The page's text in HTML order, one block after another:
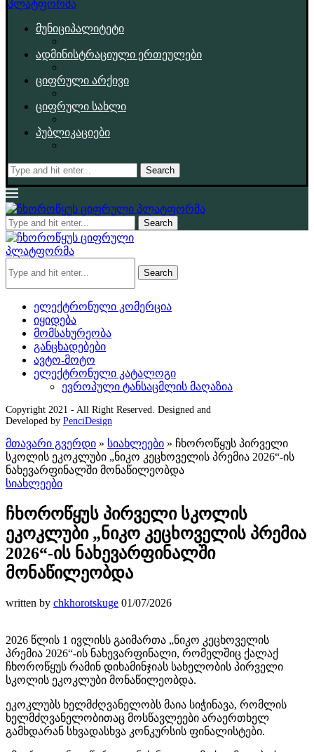
მუნიციპალიტეტი
ადმინისტრაციული ერთეულები
ციფრული არქივი
ციფრული სახლი
პუბლიკაციები
Search
Search
Search
ელექტრონული კომერცია
იყიდება
მომსახურეობა
განცხადებები
ავტო-მოტო
ელექტრონული კატალოგი
ევროპული ტანსაცმლის მაღაზია
Copyright 2021 - All Right Reserved. Designed and
Developed by PenciDesign
მთავარი გვერდი » სიახლეები » ჩხოროწყუს პირველი
სკოლის ეკოკლუბი „ნიკო კეცხოველის პრემია 2026“-ის
ნახევარფინალში მონაწილეობდა
სიახლეები
ჩხოროწყუს პირველი სკოლის
ეკოკლუბი „ნიკო კეცხოველის პრემია
2026“-ის ნახევარფინალში
მონაწილეობდა
written by chkhorotskuge 01/07/2026
2026 წლის 1 ივლისს გაიმართა „ნიკო კეცხოველის
პრემია 2026“-ის ნახევარფინალი, რომელშიც ქალაქ
ჩხოროწყუს რამინ დიხამინჯიას სახელობის პირველი
სკოლის ეკოკლუბი მონაწილეობდა.
ეკოკლუბს ხელმძღვანელობს მაია სიჭინავა, რომლის
ხელმძღვანელობითაც მოსწავლეები არაერთხელ
გამხდარან სხვადასხვა კონკურსის ფინალისტები.